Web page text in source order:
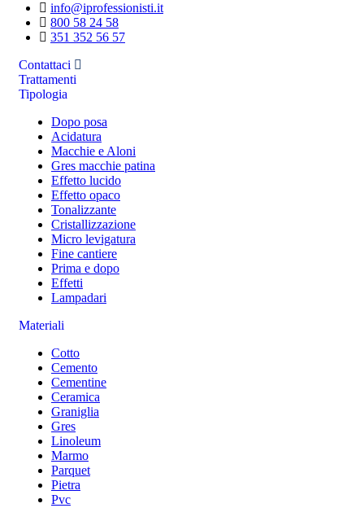
info@iprofessionisti.it
800 58 24 58
351 352 56 57
Contattaci
Trattamenti
Tipologia
Dopo posa
Acidatura
Macchie e Aloni
Gres macchie patina
Effetto lucido
Effetto opaco
Tonalizzante
Cristallizzazione
Micro levigatura
Fine cantiere
Prima e dopo
Effetti
Lampadari
Materiali
Cotto
Cemento
Cementine
Ceramica
Graniglia
Gres
Linoleum
Marmo
Parquet
Pietra
Pvc